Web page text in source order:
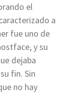
el
a
fue uno de
y su
dejaba
fin. Sin
no hay